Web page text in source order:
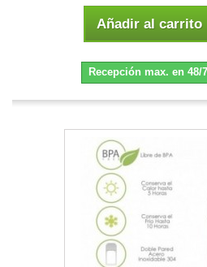
Añadir al carrito
Recepción max. en 48/